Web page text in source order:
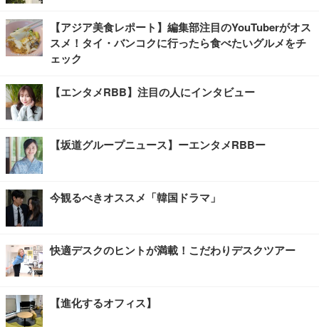
【アジア美食レポート】編集部注目のYouTuberがオス
スメ！タイ・バンコクに行ったら食べたいグルメをチ
ェック
【エンタメRBB】注目の人にインタビュー
【坂道グループニュース】ーエンタメRBBー
今観るべきオススメ「韓国ドラマ」
快適デスクのヒントが満載！こだわりデスクツアー
【進化するオフィス】